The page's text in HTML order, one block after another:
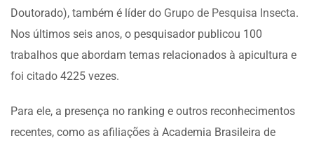
Doutorado), também é líder do Grupo de Pesquisa Insecta.
Nos últimos seis anos, o pesquisador publicou 100
trabalhos que abordam temas relacionados à apicultura e
foi citado 4225 vezes.
Para ele, a presença no ranking e outros reconhecimentos
recentes, como as afiliações à Academia Brasileira de